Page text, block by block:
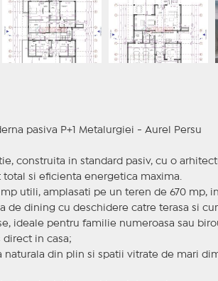
pasiva P+1 Metalurgiei - Aurel Persu
construita in standard pasiv, cu o
si eficienta energetica maxima.
utili, amplasati pe un teren de 670 mp,
de dining cu deschidere catre terasa si
ideale pentru familie numeroasa sau
direct in casa;
naturala din plin si spatii vitrate de mari